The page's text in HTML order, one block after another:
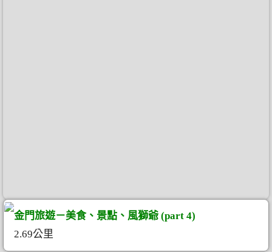
金門旅遊－美食、景點、風獅爺 (part 4)
2.69公里